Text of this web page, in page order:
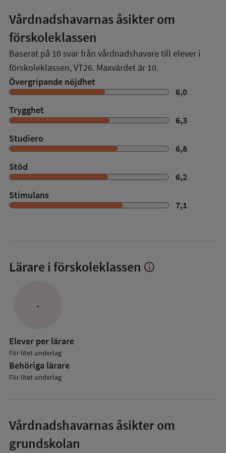
Vårdnadshavarnas åsikter om
förskoleklassen
Baserat på 10 svar från vårdnadshavare till elever i
förskoleklassen,VT26. Maxvärdet är 10.
Övergripande nöjdhet
6,0
Trygghet
6,3
Studiero
6,8
Stöd
6,2
Stimulans
7,1
Lärare i förskoleklassen Visa
info
-
Elever per lärare
För litet underlag
Behöriga lärare
För litet underlag
Vårdnadshavarnas åsikter om
grundskolan